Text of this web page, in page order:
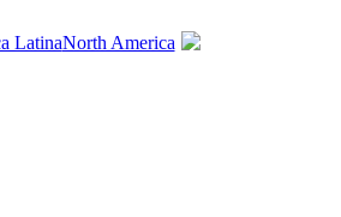
LatinaNorth America